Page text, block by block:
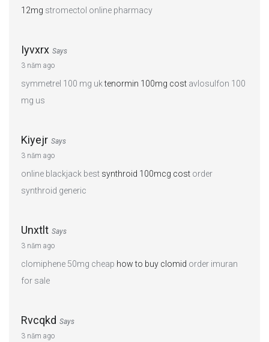
12mg stromectol online pharmacy
Iyvxrx Says
3 năm ago
symmetrel 100 mg uktenormin 100mg cost avlosulfon 100
mg us
Kiyejr Says
3 năm ago
online blackjack best synthroid 100mcg cost order
synthroid generic
Unxtlt Says
3 năm ago
clomiphene 50mg cheap how to buy clomid order imuran
for sale
Rvcqkd Says
3 năm ago